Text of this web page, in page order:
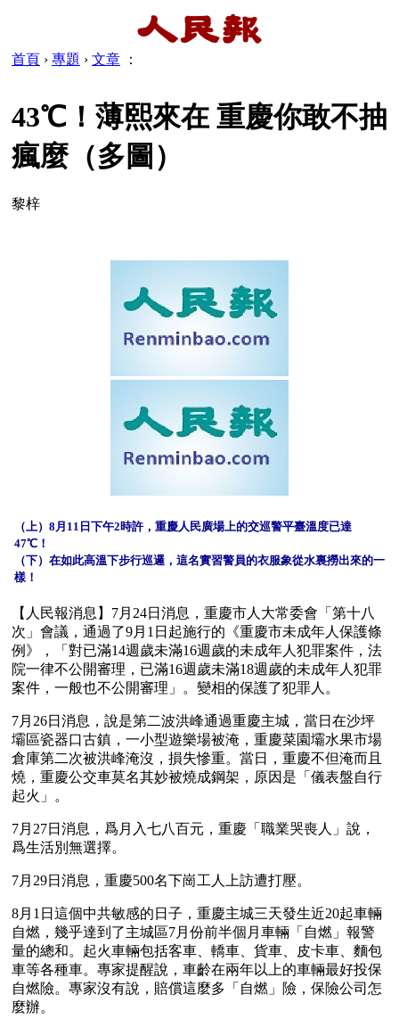
首頁 › 專題 › 文章 ：
43℃！薄熙來在 重慶你敢不抽
瘋麼（多圖）
黎梓
（上）8月11日下午2時許，重慶人民廣場上的交巡警平臺溫度已達
47℃！
（下）在如此高溫下步行巡邏，這名實習警員的衣服象從水裏撈出來的一
樣！
【人民報消息】7月24日消息，重慶市人大常委會「第十八
次」會議，通過了9月1日起施行的《重慶市未成年人保護條
例》，「對已滿14週歲未滿16週歲的未成年人犯罪案件，法
院一律不公開審理，已滿16週歲未滿18週歲的未成年人犯罪
案件，一般也不公開審理」。變相的保護了犯罪人。
7月26日消息，說是第二波洪峰通過重慶主城，當日在沙坪
壩區瓷器口古鎮，一小型遊樂場被淹，重慶菜園壩水果市場
倉庫第二次被洪峰淹沒，損失慘重。當日，重慶不但淹而且
燒，重慶公交車莫名其妙被燒成鋼架，原因是「儀表盤自行
起火」。
7月27日消息，爲月入七八百元，重慶「職業哭喪人」說，
爲生活別無選擇。
7月29日消息，重慶500名下崗工人上訪遭打壓。
8月1日這個中共敏感的日子，重慶主城三天發生近20起車輛
自燃，幾乎達到了主城區7月份前半個月車輛「自燃」報警
量的總和。起火車輛包括客車、轎車、貨車、皮卡車、麵包
車等各種車。專家提醒說，車齡在兩年以上的車輛最好投保
自燃險。專家沒有說，賠償這麼多「自燃」險，保險公司怎
麼辦。